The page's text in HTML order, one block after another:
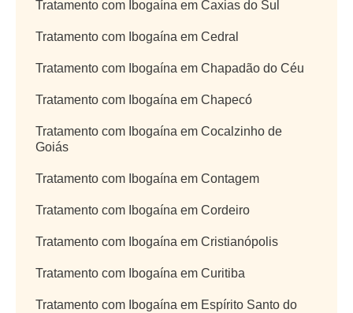
Tratamento com Ibogaína em Caxias do Sul
Tratamento com Ibogaína em Cedral
Tratamento com Ibogaína em Chapadão do Céu
Tratamento com Ibogaína em Chapecó
Tratamento com Ibogaína em Cocalzinho de
Goiás
Tratamento com Ibogaína em Contagem
Tratamento com Ibogaína em Cordeiro
Tratamento com Ibogaína em Cristianópolis
Tratamento com Ibogaína em Curitiba
Tratamento com Ibogaína em Espírito Santo do